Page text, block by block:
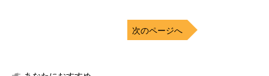
次のページへ